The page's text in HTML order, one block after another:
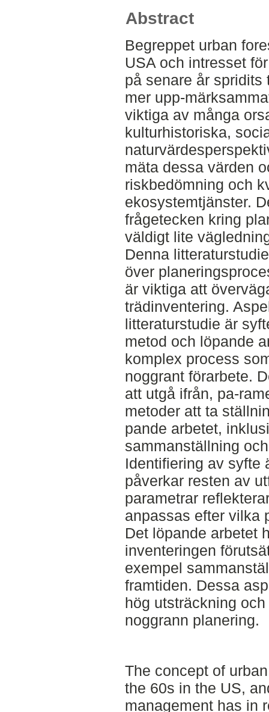
Abstract
Begreppet urban
USA och intresset
på senare år
mer upp-
viktiga av många
kulturhistoriska,
mäta dessa värden
riskbedömning och
ekosystemtjänster.
frågetecken kring
väldigt lite
Denna
över
är viktiga att
trädinventering.
litteraturstudie är
metod och löpande
komplex process
noggrant förarbete.
att utgå ifrån, pa-
metoder att ta
pande arbetet,
sammanställning
Identifiering av syfte
påverkar resten av
parametrar
anpassas efter vilka
Det löpande arbetet
inventeringen
exempel
framtiden. Dessa
hög utsträckning
noggrann planering.
The concept of
the 60s in the US,
management has in